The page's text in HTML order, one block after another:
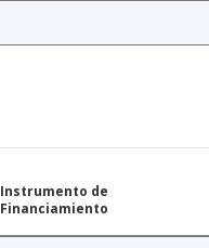
Instrumento de
Financiamiento